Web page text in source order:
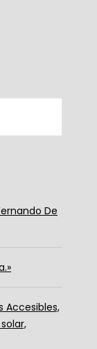
De
Accesibles,